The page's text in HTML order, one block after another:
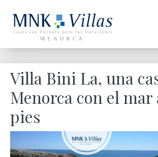
Villa Bini La, una
Menorca con el mar
pies